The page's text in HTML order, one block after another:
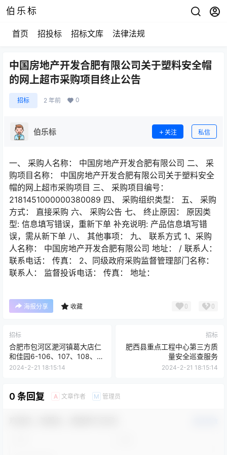
伯乐标
首页 招投标 招标文库 法律法规
中国房地产开发合肥有限公司关于塑料安全帽
的网上超市采购项目终止公告
招标 2 年前 0
伯乐标 关注 私信
一、 采购人名称： 中国房地产开发合肥有限公司 二、 采
购项目名称： 中国房地产开发合肥有限公司关于塑料安全
帽的网上超市采购项目 三、 采购项目编号：
2181451000000380089 四、 采购组织类型： 五、 采购
方式： 直接采购 六、 采购公告 七、 终止原因： 原因类
型: 信息填写错误，重新下单 补充说明: 产品信息填写错
误，需从新下单 八、 其他事项： 九、 联系方式 1、采购
人名称： 中国房地产开发合肥有限公司 地址： / 联系人：
联系电话： 传真： 2、同级政府采购监督管理部门名称：
联系人： 监督投诉电话： 传真： 地址：
海报分享 收藏 0 0
招标
合肥市包河区淝河镇葛大店仁
和佳园6-106、107、108、
109房屋租赁
2024-2-21 18:15:14
招标
肥西县重点工程中心第三方质
量安全巡查服务
2024-2-21 18:15:14
0 条回复 A 文章作者 M 管理员